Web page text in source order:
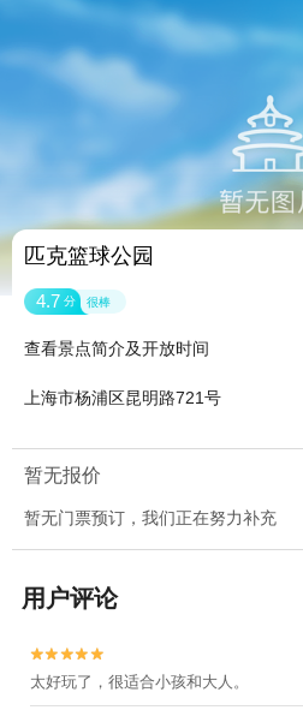
匹克篮球公园
4.7 分 很棒
查看景点简介及开放时间
上海市杨浦区昆明路721号
暂无报价
暂无门票预订，我们正在努力补充
用户评论


太好玩了，很适合小孩和大人。